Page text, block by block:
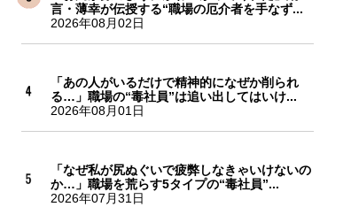
言・薄幸が伝授する“職場の厄介者を手なず...
2026年08月02日
「あの人がいるだけで精神的になぜか削られ
る…」職場の“毒社員”は追い出してはいけ...
2026年08月01日
「なぜ私が尻ぬぐいで疲弊しなきゃいけないの
か…」職場を荒らす5タイプの“毒社員”...
2026年07月31日